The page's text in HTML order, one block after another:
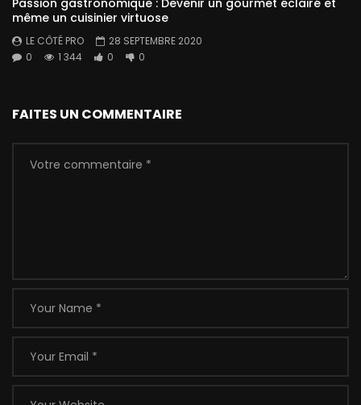
Passion gastronomique : Devenir un gourmet éclairé et
même un cuisinier virtuose
LE CÔTÉ PRO
28 SEPTEMBRE 2020
0
1 344 0 0
FAITES UN COMMENTAIRE